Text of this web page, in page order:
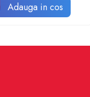
Adauga in cos